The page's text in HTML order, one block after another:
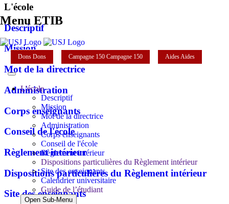
Menu ETIB
Dons Dons Campagne 150 Campagne 150 AidesAides
L'école
Descriptif
Mission
Mot de la directrice
Administration
Corps enseignants
Conseil de l'école
Règlement intérieur
Dispositions particulières du Règlement intérieur
Site des enseignants
Calendrier universitaire
Guide de l’étudiant
Open Sub-Menu
L'école
Descriptif
Mission
Mot de la directrice
Administration
Corps enseignants
Conseil de l'école
Règlement intérieur
Dispositions particulières du Règlement intérieur
Site des enseignants